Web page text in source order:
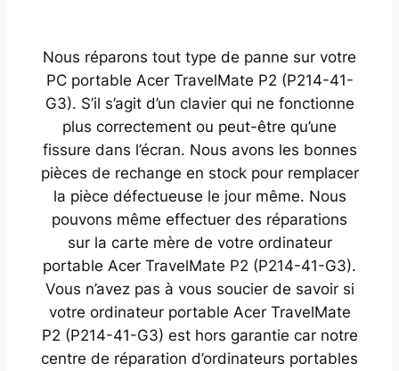
Nous réparons tout type de panne sur votre
PC portable Acer TravelMate P2 (P214-41-
G3). S’il s’agit d’un clavier qui ne fonctionne
plus correctement ou peut-être qu’une
fissure dans l’écran. Nous avons les bonnes
pièces de rechange en stock pour remplacer
la pièce défectueuse le jour même. Nous
pouvons même effectuer des réparations
sur la carte mère de votre ordinateur
portable Acer TravelMate P2 (P214-41-G3).
Vous n’avez pas à vous soucier de savoir si
votre ordinateur portable Acer TravelMate
P2 (P214-41-G3) est hors garantie car notre
centre de réparation d’ordinateurs portables